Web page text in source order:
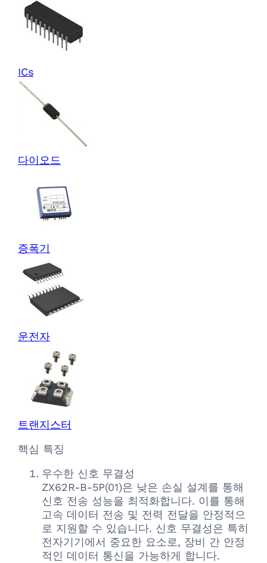
ICs
다이오드
증폭기
운전자
트랜지스터
핵심 특징
우수한 신호 무결성
ZX62R-B-5P(01)은 낮은 손실 설계를 통해
신호 전송 성능을 최적화합니다. 이를 통해
고속 데이터 전송 및 전력 전달을 안정적으
로 지원할 수 있습니다. 신호 무결성은 특히
전자기기에서 중요한 요소로, 장비 간 안정
적인 데이터 통신을 가능하게 합니다.